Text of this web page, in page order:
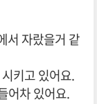
서 자랐을거 같
키고 있어요.
어차 있어요.